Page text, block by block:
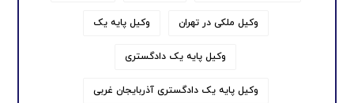
وکیل ملکی در تهران وکیل پایه یک
وکیل پایه یک دادگستری
وکیل پایه یک دادگستری آذربایجان غربی